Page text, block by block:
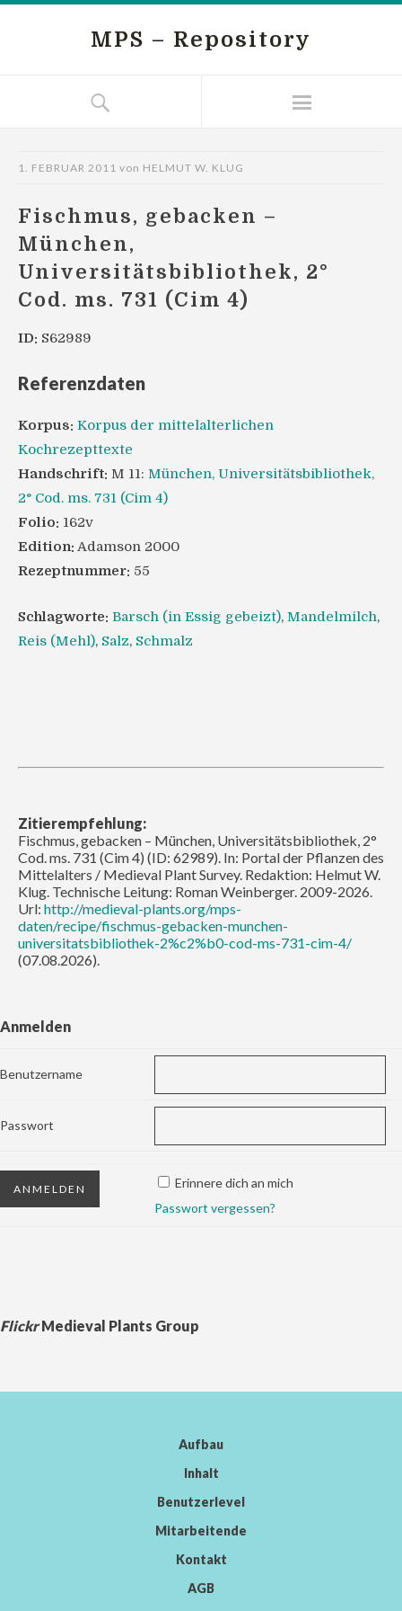
MPS – Repository
1. FEBRUAR 2011 von HELMUT W. KLUG
Fischmus, gebacken –
München,
Universitätsbibliothek, 2°
Cod. ms. 731 (Cim 4)
ID: S62989
Referenzdaten
Korpus: Korpus der mittelalterlichen
Kochrezepttexte
Handschrift: M 11: München, Universitätsbibliothek,
2° Cod. ms. 731 (Cim 4)
Folio: 162v
Edition: Adamson 2000
Rezeptnummer: 55
Schlagworte: Barsch (in Essig gebeizt), Mandelmilch,
Reis (Mehl), Salz, Schmalz
Zitierempfehlung:
Fischmus, gebacken – München, Universitätsbibliothek, 2°
Cod. ms. 731 (Cim 4) (ID: 62989). In: Portal der Pflanzen des
Mittelalters / Medieval Plant Survey. Redaktion: Helmut W.
Klug. Technische Leitung: Roman Weinberger. 2009-2026.
Url: http://medieval-plants.org/mps-
daten/recipe/fischmus-gebacken-munchen-
universitatsbibliothek-2%c2%b0-cod-ms-731-cim-4/
(07.08.2026).
Anmelden
Benutzername
Passwort
Erinnere dich an mich
Passwort vergessen?
FlickrMedieval Plants Group
Aufbau
Inhalt
Benutzerlevel
Mitarbeitende
Kontakt
AGB